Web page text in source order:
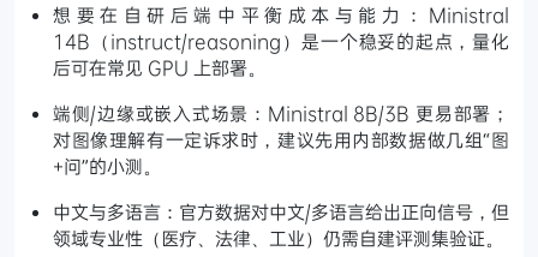
想要在自研后端中平衡成本与能力：Ministral
14B（instruct/reasoning）是一个稳妥的起点，量化
后可在常见 GPU 上部署。
端侧/边缘或嵌入式场景：Ministral 8B/3B 更易部署；
对图像理解有一定诉求时，建议先用内部数据做几组“图
+问”的小测。
中文与多语言：官方数据对中文/多语言给出正向信号，但
领域专业性（医疗、法律、工业）仍需自建评测集验证。